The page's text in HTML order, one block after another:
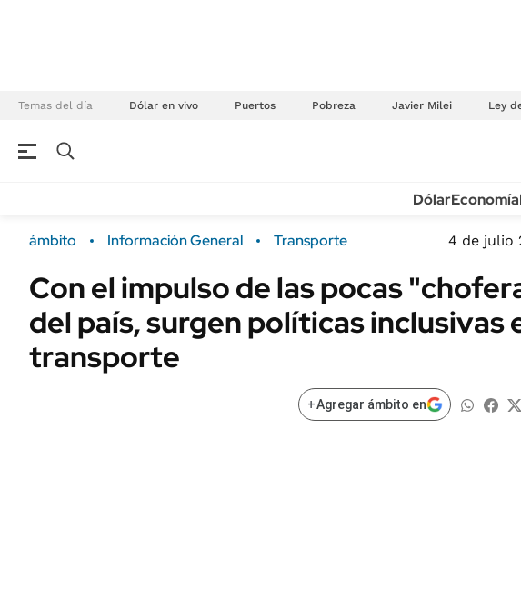
Temas del día Dólar en vivo Puertos Pobreza Javier Milei Ley
Campo
FINANZAS
Dólar
Real Estate
Sustentabilidad
Seguros
ENERGY REPORT
MUNDO
DólarEconomía
ámbito Información General Transporte 4 de julio
Con el impulso de las pocas
del país, surgen políticas inclusivas
transporte
+Agregar ámbito en